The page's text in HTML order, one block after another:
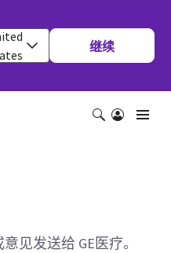
继续
见发送给 GE医疗。